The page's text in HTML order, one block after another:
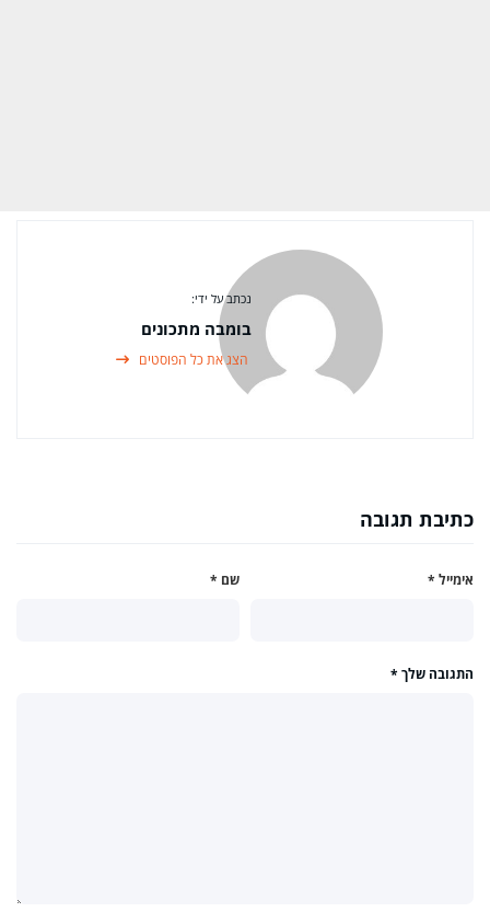
נכתב על ידי:
בומבה מתכונים
הצג את כל הפוסטים
כתיבת תגובה
שם * אימייל *
התגובה שלך *